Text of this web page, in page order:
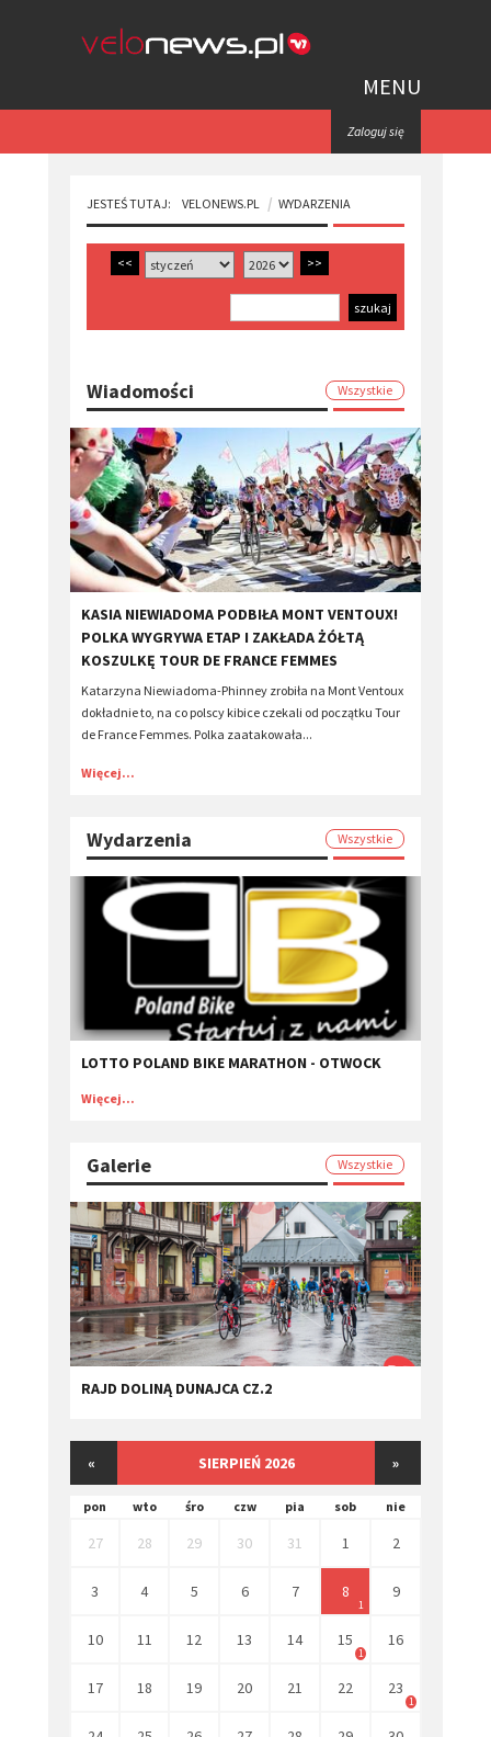
MENU
Zaloguj się
JESTEŚ TUTAJ: VELONEWS.PL WYDARZENIA
<< >>
Wiadomości Wszystkie
KASIA NIEWIADOMA PODBIŁA MONT VENTOUX!
POLKA WYGRYWA ETAP I ZAKŁADA ŻÓŁTĄ
KOSZULKĘ TOUR DE FRANCE FEMMES
Katarzyna Niewiadoma-Phinney zrobiła na Mont Ventoux
dokładnie to, na co polscy kibice czekali od początku Tour
de France Femmes. Polka zaatakowała...
Więcej...
Wydarzenia Wszystkie
LOTTO POLAND BIKE MARATHON - OTWOCK
Więcej...
Galerie Wszystkie
RAJD DOLINĄ DUNAJCA CZ.2
« SIERPIEŃ 2026 »
pon wto śro czw pia sob nie
27 28 29 30 31 1 2
3 4 5 6 7 8
1
9
10 11 12 13 14 15
1
16
17 18 19 20 21 22 23
1